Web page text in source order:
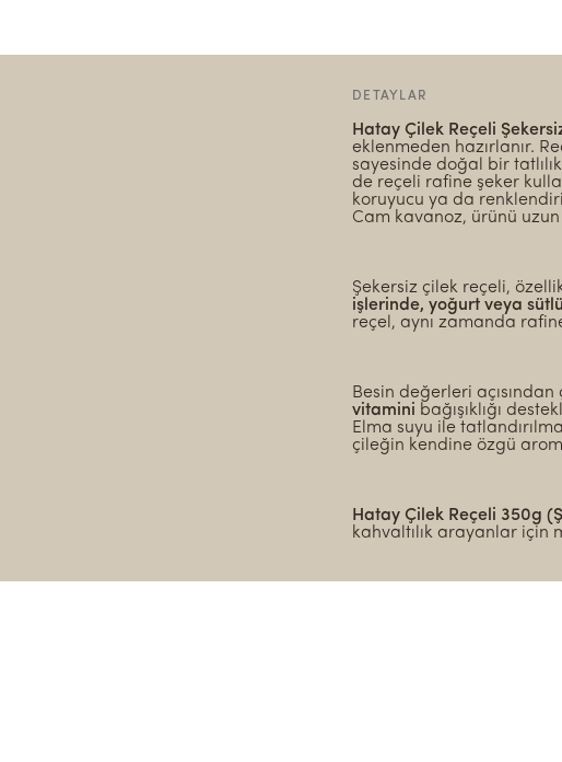
DETAYLAR
Hatay Çilek Reçeli
eklenmeden hazırlanır.
sayesinde doğal bir
de reçeli rafine şeker
koruyucu ya da
Cam kavanoz, ürünü
Şekersiz çilek reçeli,
işlerinde, yoğurt veya
reçel, aynı zamanda
Besin değerleri
vitamini bağışıklığı
Elma suyu ile
çileğin kendine özgü
Hatay Çilek Reçeli 350g
kahvaltılık arayanlar için